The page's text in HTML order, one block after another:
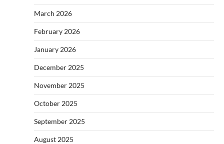
March 2026
February 2026
January 2026
December 2025
November 2025
October 2025
September 2025
August 2025